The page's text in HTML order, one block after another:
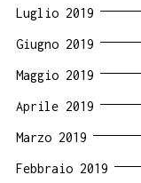
Luglio 2019
Giugno 2019
Maggio 2019
Aprile 2019
Marzo 2019
Febbraio 2019